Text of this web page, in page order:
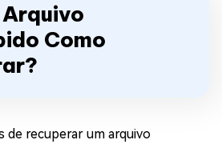
Como
de recuperar um arquivo